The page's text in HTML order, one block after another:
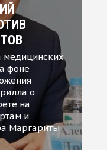
медицинских
фоне
о
на
и
Маргариты